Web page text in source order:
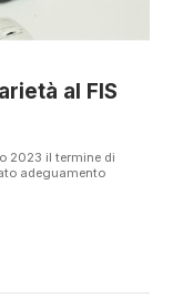
al FIS
2023 il termine di
adeguamento